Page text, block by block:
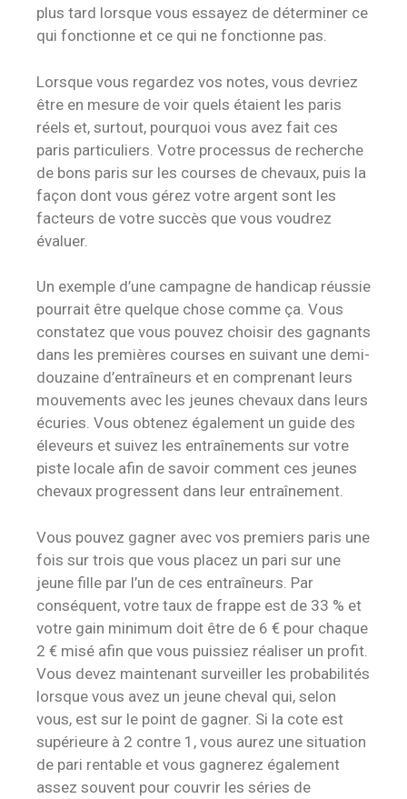
plus tard lorsque vous essayez de déterminer ce
qui fonctionne et ce qui ne fonctionne pas.
Lorsque vous regardez vos notes, vous devriez
être en mesure de voir quels étaient les paris
réels et, surtout, pourquoi vous avez fait ces
paris particuliers. Votre processus de recherche
de bons paris sur les courses de chevaux, puis la
façon dont vous gérez votre argent sont les
facteurs de votre succès que vous voudrez
évaluer.
Un exemple d’une campagne de handicap réussie
pourrait être quelque chose comme ça. Vous
constatez que vous pouvez choisir des gagnants
dans les premières courses en suivant une demi-
douzaine d’entraîneurs et en comprenant leurs
mouvements avec les jeunes chevaux dans leurs
écuries. Vous obtenez également un guide des
éleveurs et suivez les entraînements sur votre
piste locale afin de savoir comment ces jeunes
chevaux progressent dans leur entraînement.
Vous pouvez gagner avec vos premiers paris une
fois sur trois que vous placez un pari sur une
jeune fille par l’un de ces entraîneurs. Par
conséquent, votre taux de frappe est de 33 % et
votre gain minimum doit être de 6 € pour chaque
2 € misé afin que vous puissiez réaliser un profit.
Vous devez maintenant surveiller les probabilités
lorsque vous avez un jeune cheval qui, selon
vous, est sur le point de gagner. Si la cote est
supérieure à 2 contre 1, vous aurez une situation
de pari rentable et vous gagnerez également
assez souvent pour couvrir les séries de